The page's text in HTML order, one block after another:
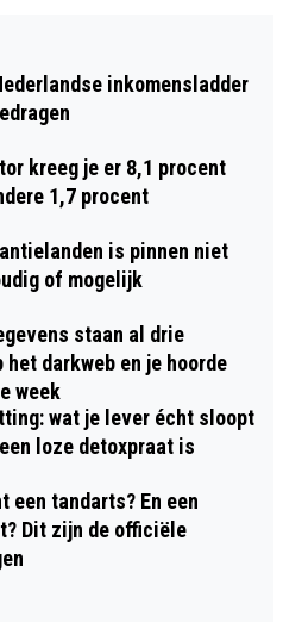
inkomensladder
kreeg je er 8,1 procent
1,7 procent
is pinnen niet
of mogelijk
staan al drie
het darkweb en je hoorde
week
wat je lever écht sloopt
loze detoxpraat is
een tandarts? En een
Dit zijn de officiële